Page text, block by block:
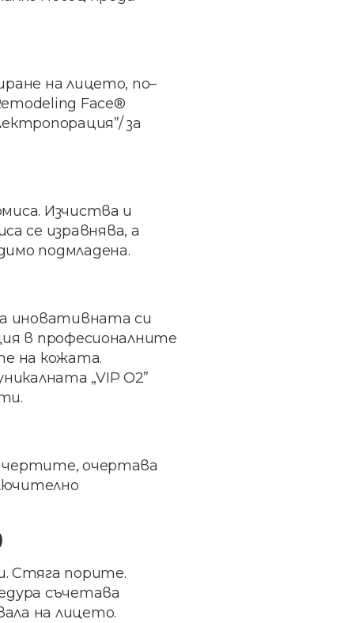
на лицето, по–
Face®
за
Изчиства и
се изравнява, а
подмладена.
иновативната си
в професионалните
на кожата.
„VIP O2”
чертите, очертава
Стяга порите.
съчетава
на лицето.